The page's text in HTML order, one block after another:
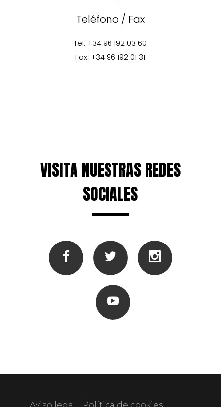
Teléfono / Fax
Tel: +34 96 192 03 60
Fax: +34 96 192 01 31
VISITA NUESTRAS REDES
SOCIALES
Aviso legal Política de cookies